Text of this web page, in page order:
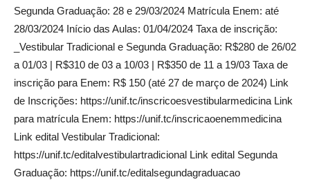
Segunda Graduação: 28 e 29/03/2024 Matrícula Enem: até
28/03/2024 Início das Aulas: 01/04/2024 Taxa de inscrição:
_Vestibular Tradicional e Segunda Graduação: R$280 de 26/02
a 01/03 | R$310 de 03 a 10/03 | R$350 de 11 a 19/03 Taxa de
inscrição para Enem: R$ 150 (até 27 de março de 2024) Link
de Inscrições: https://unif.tc/inscricoesvestibularmedicina Link
para matrícula Enem: https://unif.tc/inscricaoenemmedicina
Link edital Vestibular Tradicional:
https://unif.tc/editalvestibulartradicional Link edital Segunda
Graduação: https://unif.tc/editalsegundagraduacao